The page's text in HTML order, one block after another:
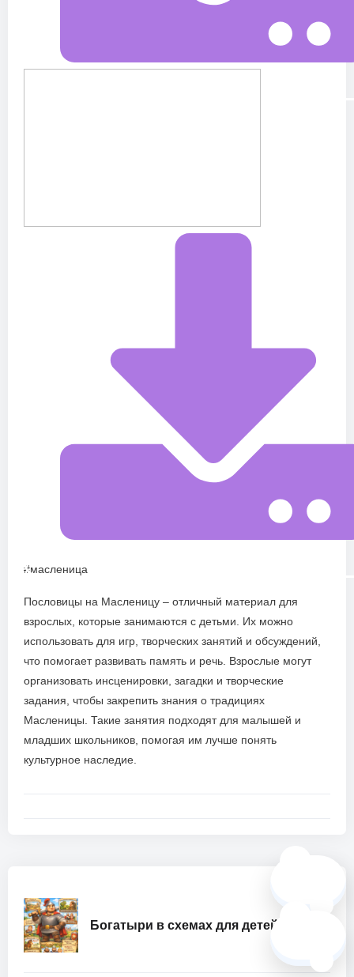
#масленица
Пословицы на Масленицу – отличный материал для
взрослых, которые занимаются с детьми. Их можно
использовать для игр, творческих занятий и обсуждений,
что помогает развивать память и речь. Взрослые могут
организовать инсценировки, загадки и творческие
задания, чтобы закрепить знания о традициях
Масленицы. Такие занятия подходят для малышей и
младших школьников, помогая им лучше понять
культурное наследие.
Богатыри в схемах для детей